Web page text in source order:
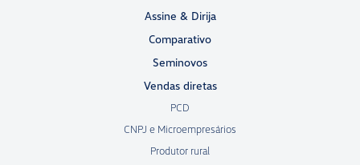
Assine & Dirija
Comparativo
Seminovos
Vendas diretas
PCD
CNPJ e Microempresários
Produtor rural